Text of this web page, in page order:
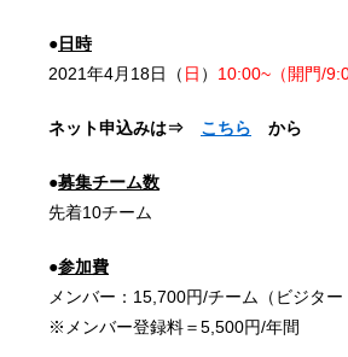
●日時
2021年4月18日（ 日 ） 10:00~ （開門/
ネット申込みは⇒ こちら から
●募集チーム数
先着10チーム
●参加費
メンバー：15,700円/チーム（ビジター
※メンバー登録料＝5,500円/年間